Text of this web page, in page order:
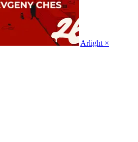
Arlight ×